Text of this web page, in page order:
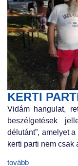
KERTI
Vidám hangulat,
beszélgetések
délutánt”, amelyet
kerti parti nem csak
tovább